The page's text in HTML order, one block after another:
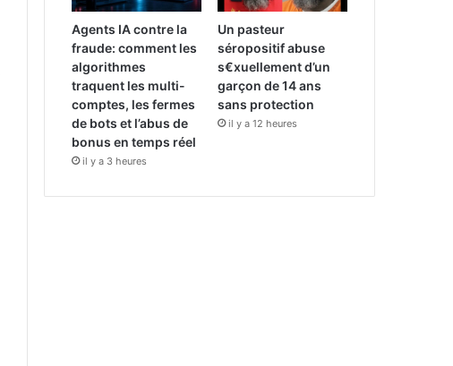
Agents IA contre la
fraude: comment les
algorithmes
traquent les multi-
comptes, les fermes
de bots et l’abus de
bonus en temps réel
il y a 3 heures
Un pasteur
séropositif abuse
s€xuellement d’un
garçon de 14 ans
sans protection
il y a 12 heures